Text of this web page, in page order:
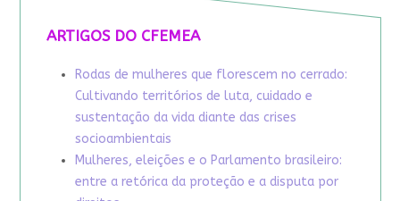
ARTIGOS DO CFEMEA
Rodas de mulheres que florescem no cerrado:
Cultivando territórios de luta, cuidado e
sustentação da vida diante das crises
socioambientais
Mulheres, eleições e o Parlamento brasileiro:
entre a retórica da proteção e a disputa por